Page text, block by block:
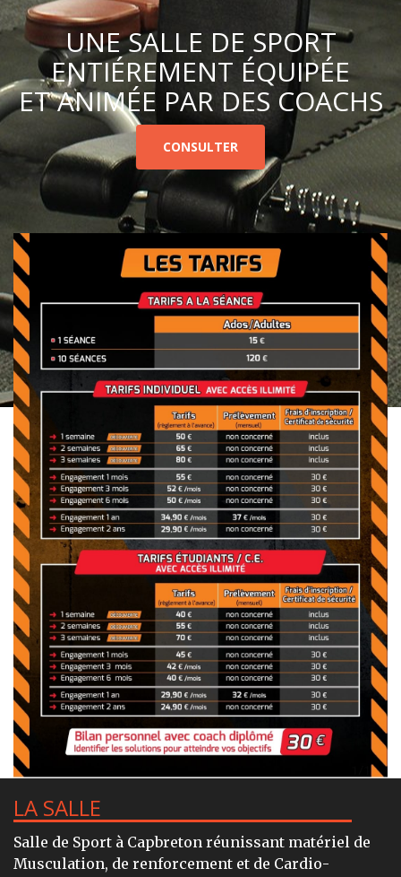
UNE SALLE DE SPORT
ENTIÉREMENT ÉQUIPÉE
ET ANIMÉE PAR DES COACHS
CONSULTER
LA SALLE
Salle de Sport à Capbreton réunissant matériel de
Musculation, de renforcement et de Cardio-